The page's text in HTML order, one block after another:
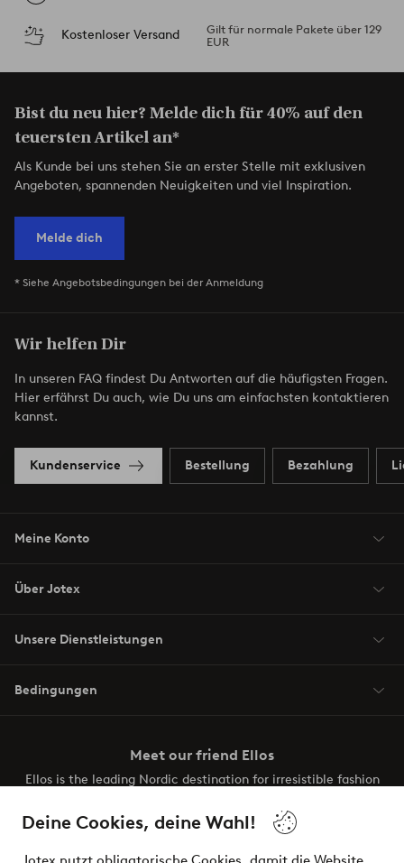
Deine Cookies, deine Wahl!
Kostenloser Versand
Gilt für normale Pakete über 129
EUR
Bist du neu hier? Melde dich für 40% auf den
teuersten Artikel an*
Als Kunde bei uns stehen Sie an erster Stelle mit exklusiven
Angeboten, spannenden Neuigkeiten und viel Inspiration.
Melde dich
* Siehe Angebotsbedingungen bei der Anmeldung
Wir helfen Dir
In unseren FAQ findest Du Antworten auf die häufigsten Fragen.
Hier erfährst Du auch, wie Du uns am einfachsten kontaktieren
kannst.
Kundenservice Bestellung Bezahlung
Meine Konto
Über Jotex
Unsere Dienstleistungen
Bedingungen
Meet our friend Ellos
Ellos is the leading Nordic destination for irresistible fashion
the latest trends, curated to make finding your next look
effortless. It’s all here.